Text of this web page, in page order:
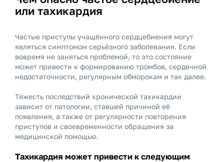
или тахикардия
Частые приступы учащённого сердцебиения могут
являться симптомом серьёзного заболевания. Если
вовремя не заняться проблемой, то это состояние
может привести к формированию тромбов, сердечной
недостаточности, регулярным обморокам и так далее.
Тяжесть последствий хронической тахикардии
зависит от патологии, ставшей причиной её
появления, а также от регулярности повторения
приступов и своевременности обращения за
медицинской помощью.
Тахикардия может привести к следующим